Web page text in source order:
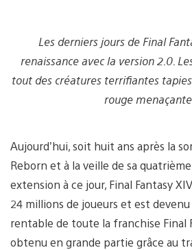
Les derniers jours de Final
renaissance avec la version 2.0.
tout des créatures terrifiantes
rouge
Aujourd’hui, soit huit ans après la
Reborn et à la veille de sa
extension à ce jour, Final Fantasy
24 millions de joueurs et est
rentable de toute la franchise Final
obtenu en grande partie grâce au